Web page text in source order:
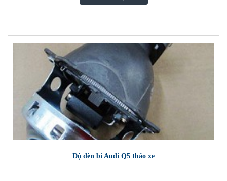
Độ đèn bi Audi Q5 tháo xe